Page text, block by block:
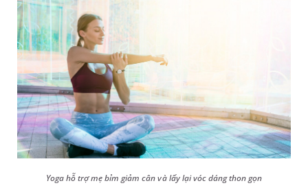
Yoga hỗ trợ mẹ bỉm giảm cân và lấy lại vóc dáng thon gọn